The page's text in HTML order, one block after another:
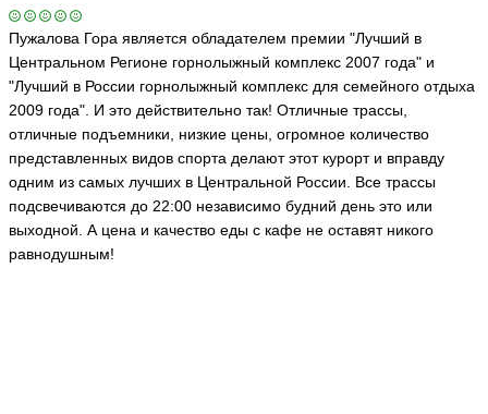
Пужалова Гора является обладателем премии "Лучший в
Центральном Регионе горнолыжный комплекс 2007 года" и
"Лучший в России горнолыжный комплекс для семейного отдыха
2009 года". И это действительно так! Отличные трассы,
отличные подъемники, низкие цены, огромное количество
представленных видов спорта делают этот курорт и вправду
одним из самых лучших в Центральной России. Все трассы
подсвечиваются до 22:00 независимо будний день это или
выходной. А цена и качество еды с кафе не оставят никого
равнодушным!